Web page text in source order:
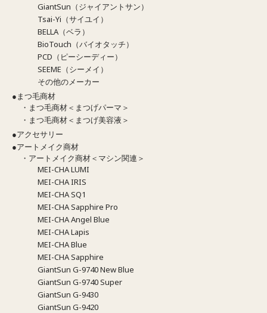
GiantSun（ジャイアントサン）
Tsai-Yi（サイユイ）
BELLA（ベラ）
BioTouch（バイオタッチ）
PCD（ピーシーディー）
SEEME（シーメイ）
その他のメーカー
●まつ毛商材
・まつ毛商材＜まつげパーマ＞
・まつ毛商材＜まつげ美容液＞
●アクセサリー
●アートメイク商材
・アートメイク商材＜マシン関連＞
MEI-CHA LUMI
MEI-CHA IRIS
MEI-CHA SQ1
MEI-CHA Sapphire Pro
MEI-CHA Angel Blue
MEI-CHA Lapis
MEI-CHA Blue
MEI-CHA Sapphire
GiantSun G-9740 New Blue
GiantSun G-9740 Super
GiantSun G-9430
GiantSun G-9420